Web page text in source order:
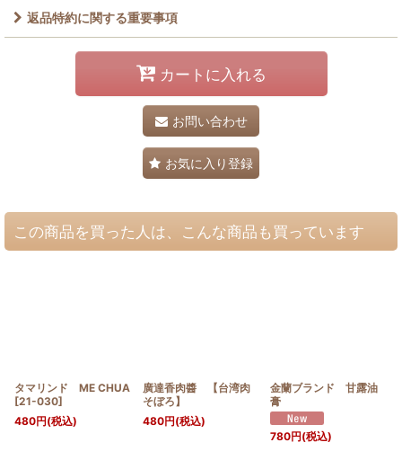
返品特約に関する重要事項
カートに入れる
お問い合わせ
お気に入り登録
この商品を買った人は、こんな商品も買っています
タマリンド ME CHUA
[21-030]
480円(税込)
廣達香肉醬 【台湾肉
そぼろ】
480円(税込)
金蘭ブランド 甘露油
膏
780円(税込)